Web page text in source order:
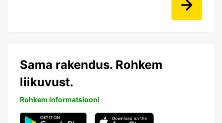
Sama rakendus. Rohkem
liikuvust.
Rohkem informatsiooni